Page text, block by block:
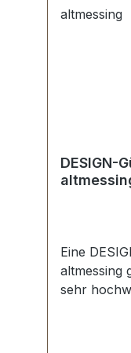
DESIGN-
Eine
altmessing
sehr